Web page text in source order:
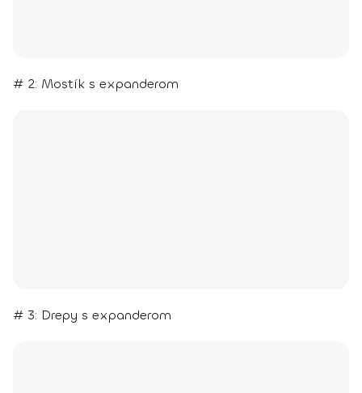
# 2: Mostík s expanderom
# 3: Drepy s expanderom